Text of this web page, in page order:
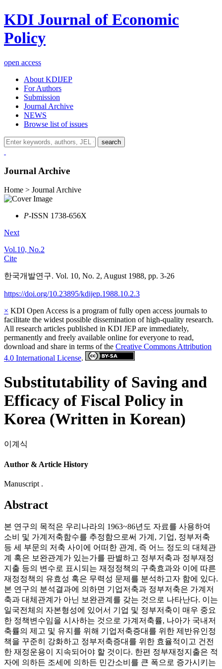
KDI Journal of Economic
Policy
open access
About KDIJEP
For Authors
Submission
Journal Archive
NEWS
Browse list of issues
search
Journal Archive
Home > Journal Archive
P-ISSN 1738-656X
Next
Vol.10, No.2
Cite
한국개발연구. Vol. 10, No. 2, August 1988, pp. 3-26
https://doi.org/10.23895/kdijep.1988.10.2.3
× KDI Open Access is a program of fully open access journals to
facilitate the widest possible dissemination of high-quality research.
All research articles published in KDI JEP are immediately,
permanently and freely available online for everyone to read,
download and share in terms of the Creative Commons Attribution
4.0 International License.
Substitutability of Saving and
Efficacy of Fiscal Policy in
Korea (Written in Korean)
이계식
Author & Article History
Manuscript .
Abstract
본 연구의 목적은 우리나라의 1963~86년도 자료를 사용하여
소비 및 가계저축함수를 추정함으로써 가계, 기업, 정부저축
등 세 부문의 저축 사이에 어떠한 관계, 즉 어느 정도의 대체관
계 혹은 보완관계가 있는가를 판별하고 정부저축과 정부재정
지출 등의 변수로 표시되는 재정정책의 구축효과와 이에 따른
재정정책의 유효성 혹은 무력성 문제를 분석하고자 함에 있다.
본 연구의 분석결과에 의하면 기업저축과 정부저축은 가계저
축과 대체관계가 아닌 보완관계를 갖는 것으로 나타난다. 이는
일국전체의 자본형성에 있어서 기업 및 정부저축이 매우 중요
한 정책변수임을 시사하는 것으로 가계저축률, 나아가 국내저
축률의 제고 및 유지를 위해 기업저축증대를 위한 제반유인정
책을 꾸준히 강화하고 정부저축증대를 위한 효율적이고 건전
한 재정운용이 지속되어야 할 것이다. 한편 정부재정지출은 적
자에 의하든 조세에 의하든 민간소비를 큰 폭으로 증가시키는